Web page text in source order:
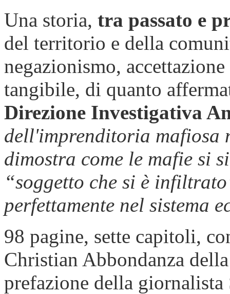
Una storia, tra passato e
del territorio e della
negazionismo,
tangibile, di quanto
Direzione Investigativa
dell'imprenditoria mafiosa
dimostra come le mafie si
“soggetto che si è
perfettamente nel sistema
98 pagine, sette capitoli,
Christian Abbondanza
prefazione della